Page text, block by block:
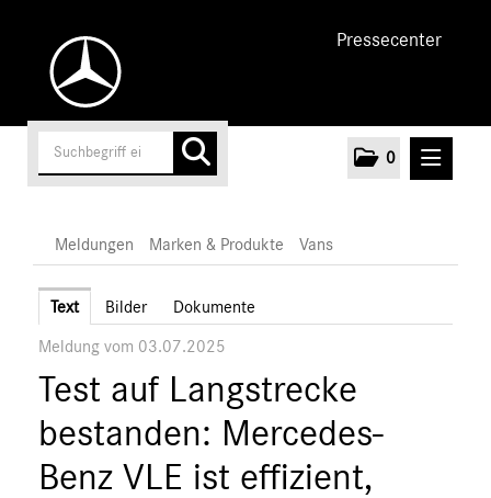
Pressecenter
0
Unternehmen
Cars
Vans
EQ
Marken & Produkte
Meldungen Marken & Produkte Vans
Text Bilder Dokumente
Meldung vom 03.07.2025
Test auf Langstrecke
bestanden: Mercedes-
Benz VLE ist effizient,